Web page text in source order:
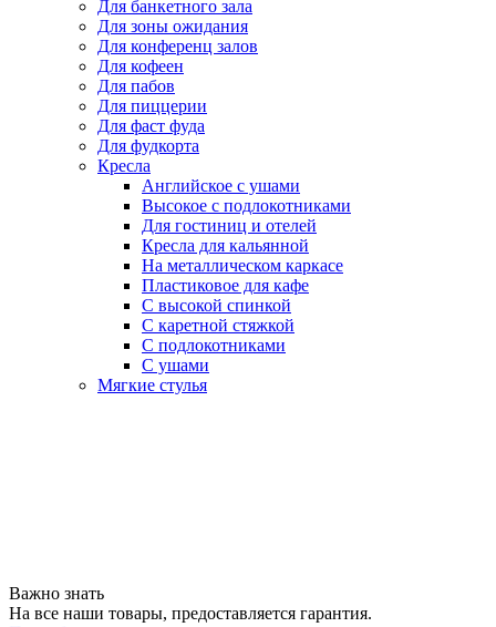
Для банкетного зала
Для зоны ожидания
Для конференц залов
Для кофеен
Для пабов
Для пиццерии
Для фаст фуда
Для фудкорта
Кресла
Английское с ушами
Высокое с подлокотниками
Для гостиниц и отелей
Кресла для кальянной
На металлическом каркасе
Пластиковое для кафе
С высокой спинкой
С каретной стяжкой
С подлокотниками
С ушами
Мягкие стулья
Важно знать
На все наши товары, предоставляется гарантия.